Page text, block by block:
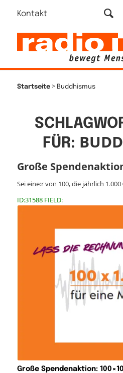
Kontakt
Startseite> Buddhismus
FÜR:
Große
Sei eine:r von 100, die jährlich
ID:31588 FIELD:
Große Spendenaktion: